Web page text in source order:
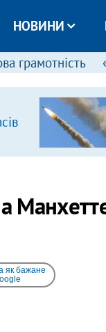
НОВИНИ
грамотність
як бажане